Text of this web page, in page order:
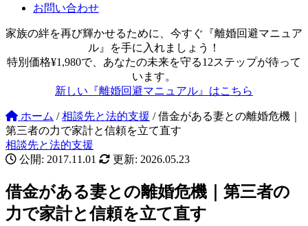
お問い合わせ
家族の絆を再び輝かせるために、今すぐ『離婚回避マニュア
ル』を手に入れましょう！
特別価格¥1,980で、あなたの未来を守る12ステップが待って
います。
新しい『離婚回避マニュアル』はこちら
ホーム / 相談先と法的支援 / 借金がある妻との離婚危機｜
第三者の力で家計と信頼を立て直す
相談先と法的支援
公開: 2017.11.01
更新: 2026.05.23
借金がある妻との離婚危機｜第三者の
力で家計と信頼を立て直す